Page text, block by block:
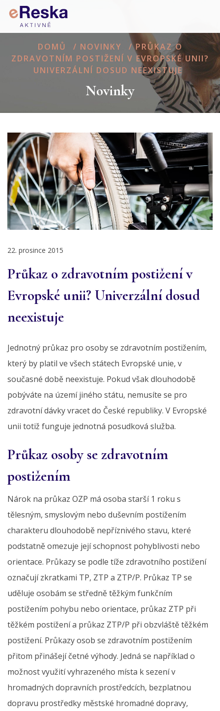
DOMŮ / NOVINKY / PRŮKAZ O
ZDRAVOTNÍM POSTIŽENÍ V EVROPSKÉ UNII?
UNIVERZÁLNÍ DOSUD NEEXISTUJE
Novinky
22. prosince 2015
Průkaz o zdravotním postižení v
Evropské unii? Univerzální dosud
neexistuje
Jednotný průkaz pro osoby se zdravotním postižením,
který by platil ve všech státech Evropské unie, v
současné době neexistuje. Pokud však dlouhodobě
pobýváte na území jiného státu, nemusíte se pro
zdravotní dávky vracet do České republiky. V Evropské
unii totiž funguje jednotná posudková služba.
Průkaz osoby se zdravotním
postižením
Nárok na průkaz OZP má osoba starší 1 roku s
tělesným, smyslovým nebo duševním postižením
charakteru dlouhodobě nepříznivého stavu, které
podstatně omezuje její schopnost pohyblivosti nebo
orientace. Průkazy se podle tíže zdravotního postižení
označují zkratkami TP, ZTP a ZTP/P. Průkaz TP se
uděluje osobám se středně těžkým funkčním
postižením pohybu nebo orientace, průkaz ZTP při
těžkém postižení a průkaz ZTP/P při obzvláště těžkém
postižení. Průkazy osob se zdravotním postižením
přitom přinášejí četné výhody. Jedná se například o
možnost využití vyhrazeného místa k sezení v
hromadných dopravních prostředcích, bezplatnou
dopravu prostředky městské hromadné dopravy,